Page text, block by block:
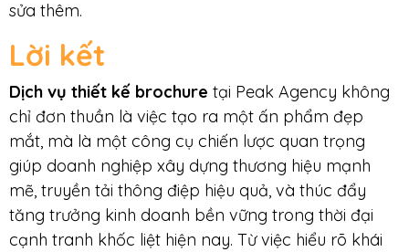
sửa thêm.
Lời kết
Dịch vụ thiết kế brochure tại Peak Agency không
chỉ đơn thuần là việc tạo ra một ấn phẩm đẹp
mắt, mà là một công cụ chiến lược quan trọng
giúp doanh nghiệp xây dựng thương hiệu mạnh
mẽ, truyền tải thông điệp hiệu quả, và thúc đẩy
tăng trưởng kinh doanh bền vững trong thời đại
cạnh tranh khốc liệt hiện nay. Từ việc hiểu rõ khái